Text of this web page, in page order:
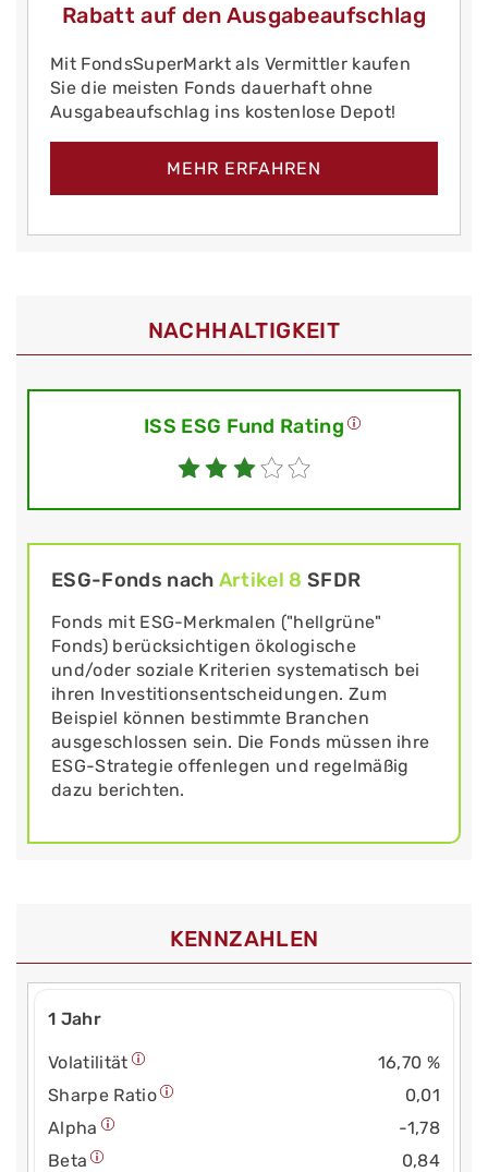
Rabatt auf den Ausgabeaufschlag
Mit FondsSuperMarkt als Vermittler kaufen
Sie die meisten Fonds dauerhaft ohne
Ausgabeaufschlag ins kostenlose Depot!
MEHR ERFAHREN
NACHHALTIGKEIT
ISS ESG Fund Rating
ESG-Fonds nach Artikel 8 SFDR
Fonds mit ESG-Merkmalen ("hellgrüne"
Fonds) berücksichtigen ökologische
und/oder soziale Kriterien systematisch bei
ihren Investitionsentscheidungen. Zum
Beispiel können bestimmte Branchen
ausgeschlossen sein. Die Fonds müssen ihre
ESG-Strategie offenlegen und regelmäßig
dazu berichten.
KENNZAHLEN
1 Jahr
Volatilität
16,70 %
Sharpe Ratio
0,01
Alpha
-1,78
Beta
0,84